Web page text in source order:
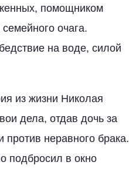
помощником
очага.
на воде, силой
из жизни Николая
дела, отдав дочь за
против неравного брака.
подбросил в окно